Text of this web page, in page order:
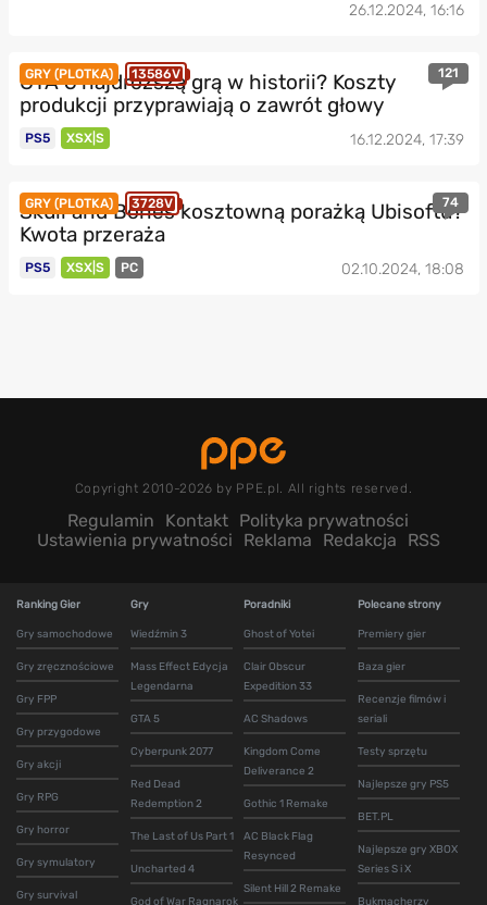
26.12.2024, 16:16
GRY (PLOTKA) 13586V 121
GTA 6 najdroższą grą w historii? Koszty
produkcji przyprawiają o zawrót głowy
PS5 XSX|S 16.12.2024, 17:39
GRY (PLOTKA) 3728V 74
Skull and Bones kosztowną porażką Ubisoftu?
Kwota przeraża
PS5 XSX|S PC 02.10.2024, 18:08
Copyright 2010-2026 by PPE.pl. All rights reserved.
Regulamin Kontakt Polityka prywatności
Ustawienia prywatności
Reklama Redakcja RSS
Ranking Gier
Gry samochodowe
Gry zręcznościowe
Gry FPP
Gry przygodowe
Gry akcji
Gry RPG
Gry horror
Gry symulatory
Gry survival
Gry
Wiedźmin 3
Mass Effect Edycja
Legendarna
GTA 5
Cyberpunk 2077
Red Dead
Redemption 2
The Last of Us Part 1
Uncharted 4
God of War Ragnarok
Poradniki
Ghost of Yotei
Clair Obscur
Expedition 33
AC Shadows
Kingdom Come
Deliverance 2
Gothic 1 Remake
AC Black Flag
Resynced
Silent Hill 2 Remake
Polecane strony
Premiery gier
Baza gier
Recenzje filmów i
seriali
Testy sprzętu
Najlepsze gry PS5
BET.PL
Najlepsze gry XBOX
Series S i X
Bukmacherzy